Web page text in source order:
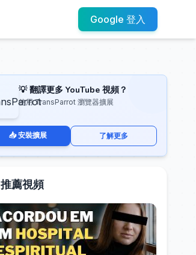
Google 登入
💡 翻譯更多 YouTube 視頻？
使用 TransParrot 瀏覽器擴展
📥 安裝擴展 了解更多
推薦視頻